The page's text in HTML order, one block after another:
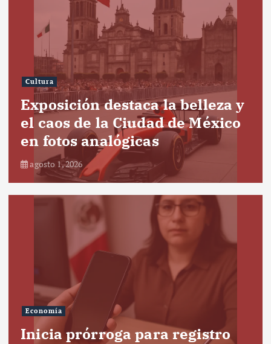
Cultura
Exposición destaca la belleza y
el caos de la Ciudad de México
en fotos analógicas
agosto 1, 2026
Economía
Inicia prórroga para registro